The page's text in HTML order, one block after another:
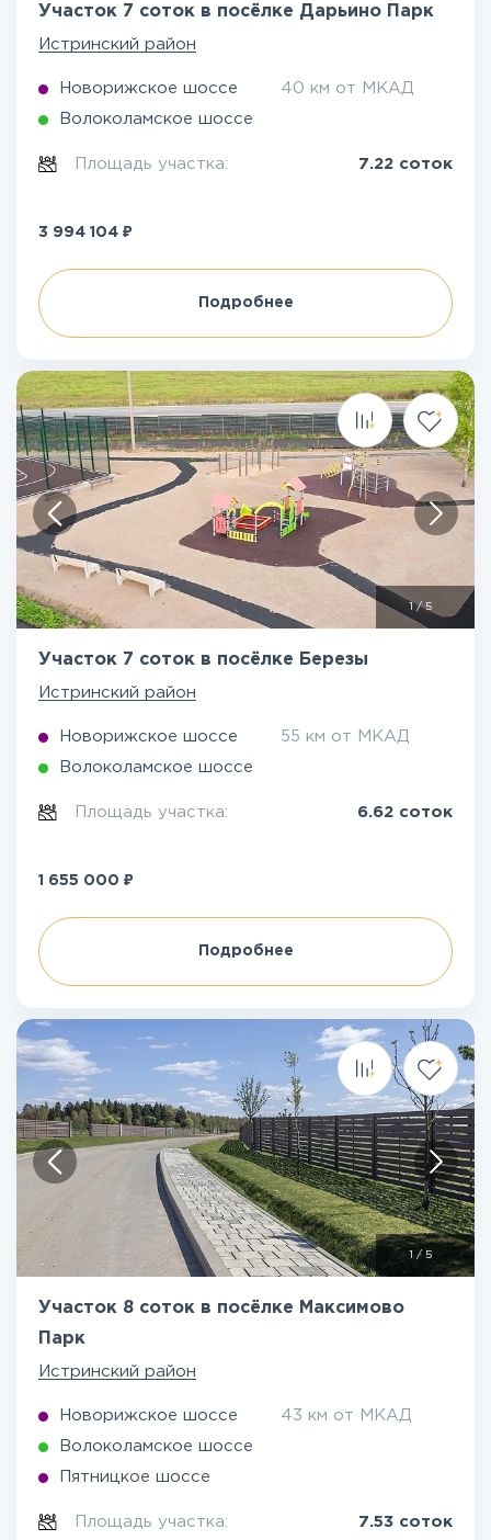
Участок 7 соток в посёлке Дарьино Парк
Истринский район
Новорижское шоссе 40 км от МКАД
Волоколамское шоссе
Площадь участка: 7.22 соток
3 994 104 ₽
Подробнее
/5
Участок 7 соток в посёлке Березы
Истринский район
Новорижское шоссе 55 км от МКАД
Волоколамское шоссе
Площадь участка: 6.62 соток
1 655 000 ₽
Подробнее
/ 5
Участок 8 соток в посёлке Максимово
Парк
Истринский район
Новорижское шоссе 43 км от МКАД
Волоколамское шоссе
Пятницкое шоссе
Площадь участка: 7.53 соток